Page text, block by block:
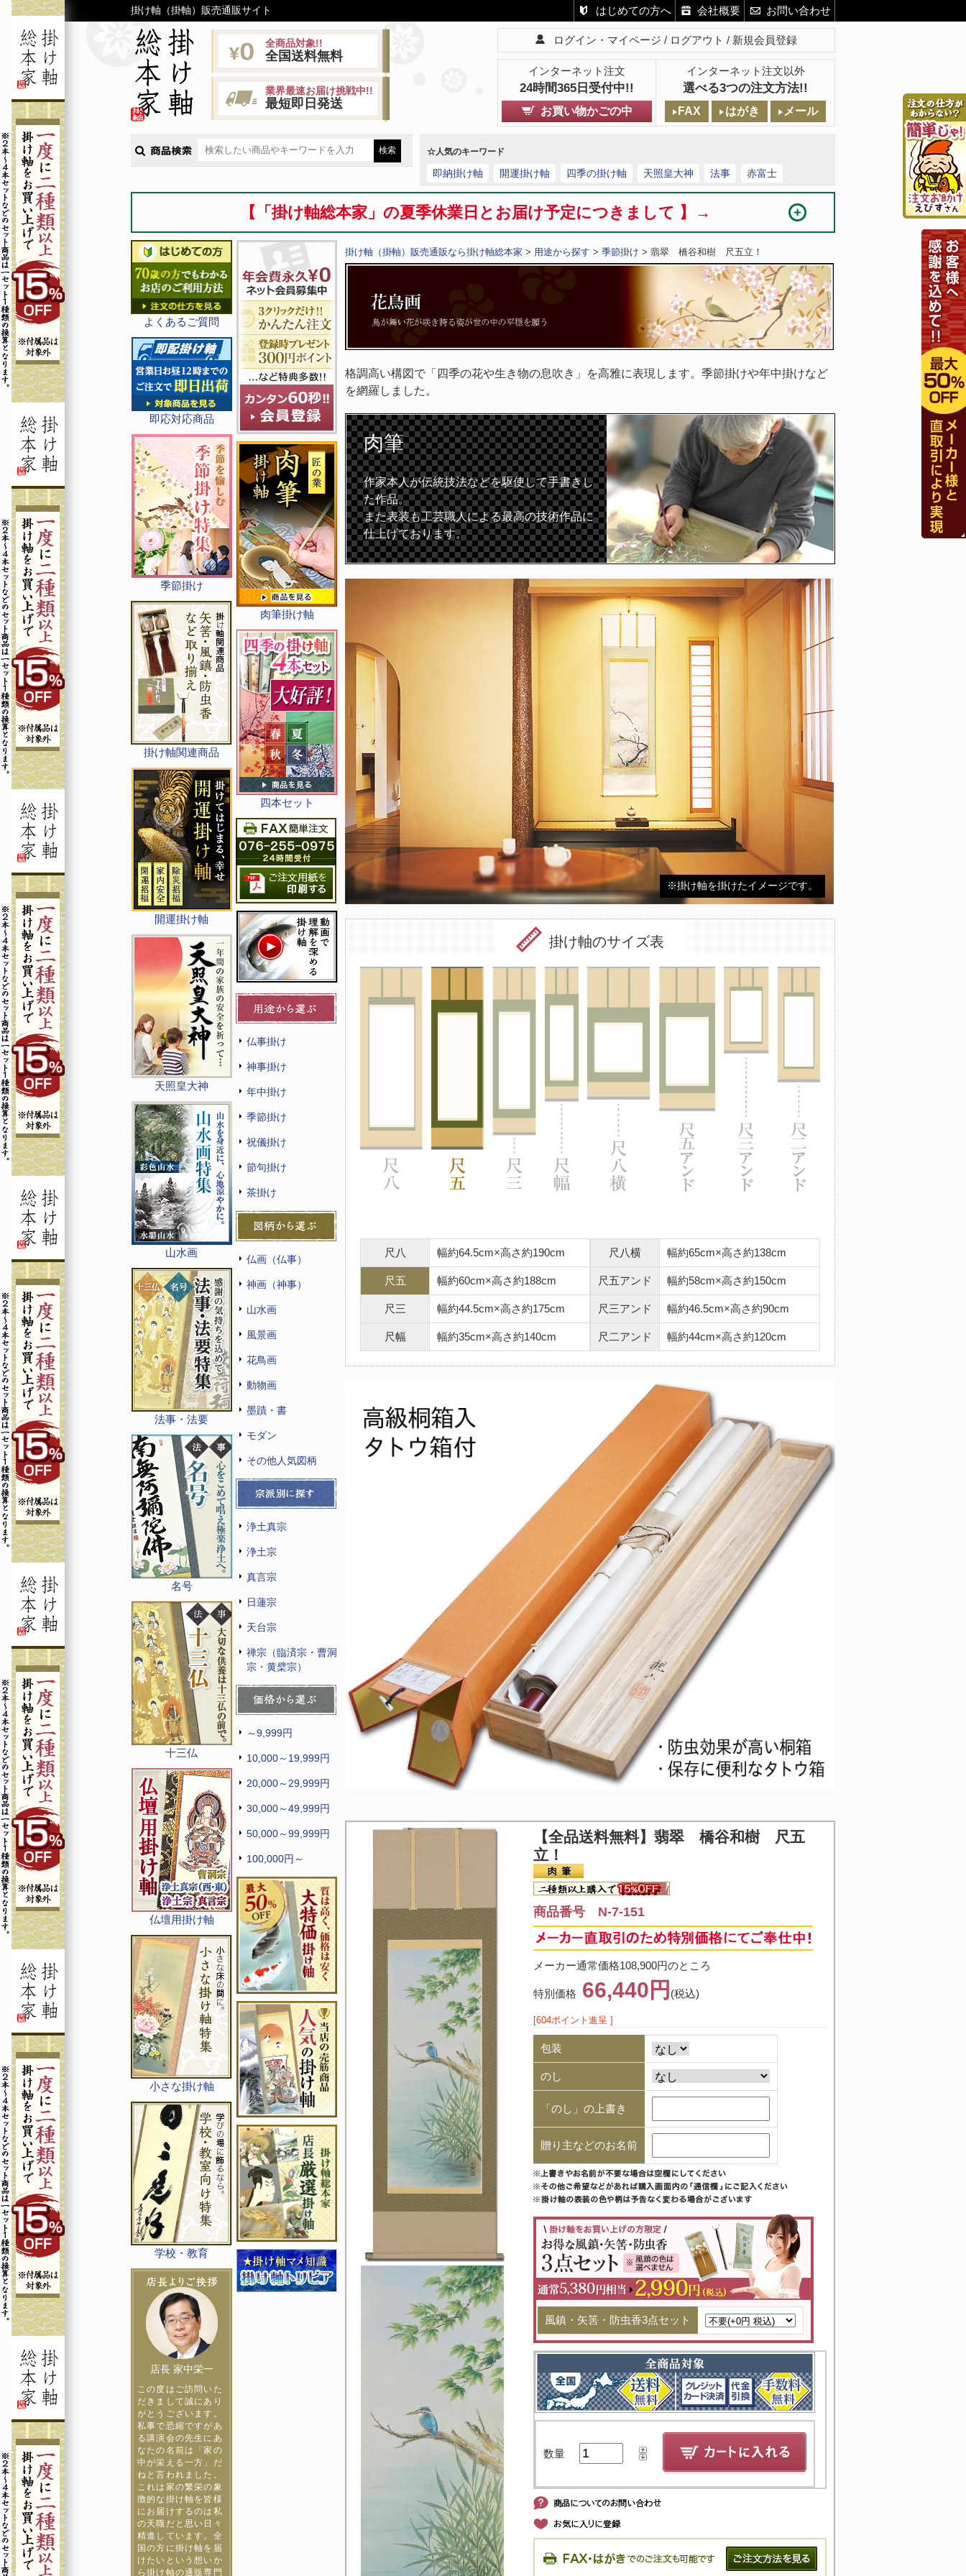
掛け軸（掛軸）販売通販サイト はじめての方へ 会社概要 お問い合わせ
全商品対象!!
全国送料無料
業界最速お届け挑戦中!!
最短即日発送
ログイン・マイページ ログアウト 新規会員登録
インターネット注文
24時間365日受付中!!
インターネット注文以外
選べる3つの注文方法!!
お買い物かごの中 FAX はがき メール
☆人気のキーワード
即納掛け軸 開運掛け軸 四季の掛け軸 天照皇大神 法事 赤富士
【「掛け軸総本家」の夏季休業日とお届け予定につきまして 】→
よくあるご質問
即応対応商品
季節掛け
掛け軸関連商品
開運掛け軸
天照皇大神
山水画
法事・法要
名号
十三仏
仏壇用掛け軸
小さな掛け軸
学校・教育
店長 家中栄一
この度はご訪問いた
だきまして誠にあり
がとうございます。
私事で恐縮ですがあ
る講演会の先生にあ
なたの名前は「家の
中が栄える一方」だ
ねと言われました。
これは家の繁栄の象
徴的な掛け軸を皆様
にお届けするのは私
の天職だと思い日々
精進しています。全
国の方に掛け軸を届
けたいという想いか
ら掛け軸の通販専門
肉筆掛け軸
四本セット
仏事掛け
神事掛け
年中掛け
季節掛け
祝儀掛け
節句掛け
茶掛け
仏画（仏事）
神画（神事）
山水画
風景画
花鳥画
動物画
墨蹟・書
モダン
その他人気図柄
浄土真宗
浄土宗
真言宗
日蓮宗
天台宗
禅宗（臨済宗・曹洞
宗・黄檗宗）
～9,999円
10,000～19,999円
20,000～29,999円
30,000～49,999円
50,000～99,999円
100,000円～
掛け軸（掛軸）販売通販なら掛け軸総本家 > 用途から探す > 季節掛け > 翡翠 橋谷和樹 尺五立！
格調高い構図で「四季の花や生き物の息吹き」を高雅に表現します。季節掛けや年中掛けなど
を網羅しました。
肉筆
作家本人が伝統技法などを駆使して手書きし
た作品。
また表装も工芸職人による最高の技術作品に
仕上げております。
※掛け軸を掛けたイメージです。
掛け軸のサイズ表
尺八 幅約64.5cm×高さ約190cm
尺五 幅約60cm×高さ約188cm
尺三 幅約44.5cm×高さ約175cm
尺幅 幅約35cm×高さ約140cm
尺八横 幅約65cm×高さ約138cm
尺五アンド 幅約58cm×高さ約150cm
尺三アンド 幅約46.5cm×高さ約90cm
尺二アンド 幅約44cm×高さ約120cm
【全品送料無料】 翡翠 橋谷和樹 尺五
立！
商品番号 N-7-151
メーカー通常価格108,900円のところ
特別価格 66,440円 (税込)
[604ポイント進呈 ]
包装
のし
「のし」の上書き
贈り主などのお名前
風鎮・矢筈・防虫香3点セット
数量